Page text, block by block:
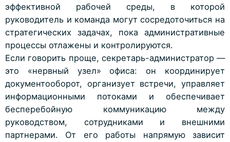
эффективной рабочей среды, в которой
руководитель и команда могут сосредоточиться на
стратегических задачах, пока административные
процессы отлажены и контролируются.
Если говорить проще, секретарь-администратор —
это «нервный узел» офиса: он координирует
документооборот, организует встречи, управляет
информационными потоками и обеспечивает
бесперебойную коммуникацию между
руководством, сотрудниками и внешними
партнерами. От его работы напрямую зависит